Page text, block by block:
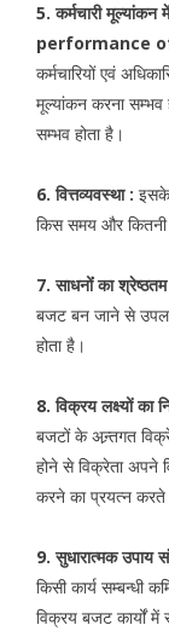
5. कर्मचारी
performance
कर्मचारियों एवं
मूल्यांकन करना सम्भव
सम्भव होता है।
6. वित्तव्यवस्था : इसके
किस समय और कितनी
7. साधनोंं का
बजट बन जाने से
होता है।
8. विक्रय लक्ष्यों
बजटों के अन्र्तगत
होने से विक्रेता अपने
करने का प्रयत्न करते
9. सुधारात्मक
किसी कार्य सम्बन्धी
विक्रय बजट कार्यों में